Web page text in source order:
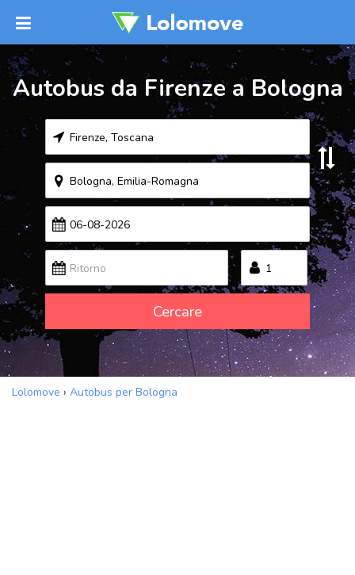
Autobus da Firenze a Bologna
Cercare
Lolomove › Autobus per Bologna